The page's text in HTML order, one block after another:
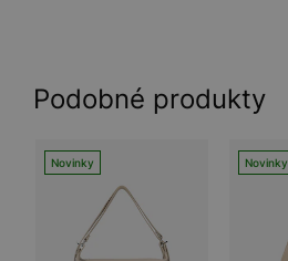
Podobné produkty
Novinky Novinky